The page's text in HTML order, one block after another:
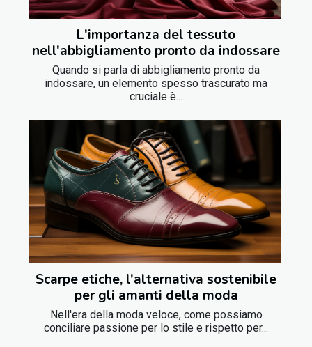
L'importanza del tessuto
nell'abbigliamento pronto da indossare
Quando si parla di abbigliamento pronto da
indossare, un elemento spesso trascurato ma
cruciale è...
Scarpe etiche, l'alternativa sostenibile
per gli amanti della moda
Nell'era della moda veloce, come possiamo
conciliare passione per lo stile e rispetto per...